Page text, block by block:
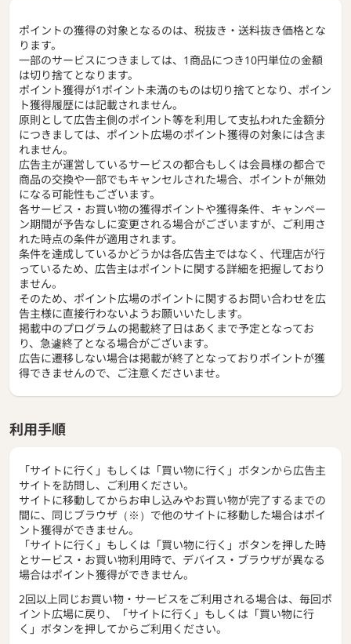
ポイントの獲得の対象となるのは、税抜き・送料抜き価格とな
ります。
一部のサービスにつきましては、1商品につき10円単位の金額
は切り捨てとなります。
ポイント獲得が1ポイント未満のものは切り捨てとなり、ポイン
ト獲得履歴には記載されません。
原則として広告主側のポイント等を利用して支払われた金額分
につきましては、ポイント広場のポイント獲得の対象には含ま
れません。
広告主が運営しているサービスの都合もしくは会員様の都合で
商品の交換や一部でもキャンセルされた場合、ポイントが無効
になる可能性もございます。
各サービス・お買い物の獲得ポイントや獲得条件、キャンペー
ン期間が予告なしに変更される場合がございますが、ご利用さ
れた時点の条件が適用されます。
条件を達成しているかどうかは各広告主ではなく、代理店が行
っているため、広告主はポイントに関する詳細を把握しており
ません。
そのため、ポイント広場のポイントに関するお問い合わせを広
告主様に直接行わないようお願いいたします。
掲載中のプログラムの掲載終了日はあくまで予定となってお
り、急遽終了となる場合がございます。
広告に遷移しない場合は掲載が終了となっておりポイントが獲
得できませんので、ご注意くださいませ。
利用手順
「サイトに行く」もしくは「買い物に行く」ボタンから広告主
サイトを訪問し、ご利用ください。
サイトに移動してからお申し込みやお買い物が完了するまでの
間に、同じブラウザ（※）で他のサイトに移動した場合はポイ
ント獲得ができません。
「サイトに行く」もしくは「買い物に行く」ボタンを押した時
とサービス・お買い物利用時で、デバイス・ブラウザが異なる
場合はポイント獲得ができません。
2回以上同じお買い物・サービスをご利用される場合は、毎回ポ
イント広場に戻り、「サイトに行く」もしくは「買い物に行
く」ボタンを押してからご利用ください。